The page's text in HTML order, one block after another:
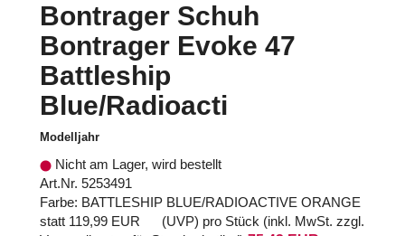
Bontrager Schuh
Bontrager Evoke 47
Battleship
Blue/Radioacti
Modelljahr
Nicht am Lager, wird bestellt
Art.Nr. 5253491
Farbe: BATTLESHIP BLUE/RADIOACTIVE ORANGE
statt 119,99 EUR (UVP) pro Stück (inkl. MwSt. zzgl.